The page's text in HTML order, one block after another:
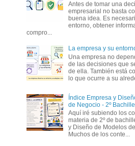
Antes de tomar una
empresarial no basta
buena idea. Es
entorno, obtener
compro...
La empresa y su
Una empresa no
de las decisiones que
de ella. También está
lo que ocurre a su
Índice Empresa y
de Negocio - 2º
Aquí iré subiendo los
materia de 2º de
y Diseño de Modelos
Muchos de los conte...